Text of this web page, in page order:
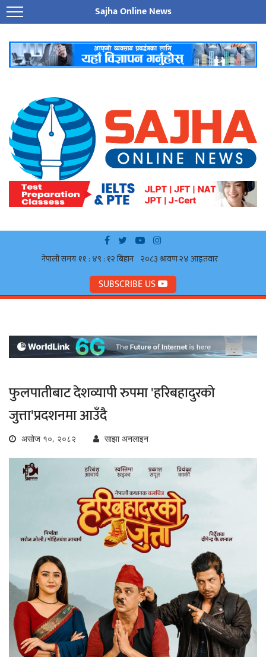
Sajha Online News
SUBSCRIBE US
फुलपातीबाट देशव्यापी रुपमा 'हरिबहादुरको
जुत्ता'प्रदशनमा आउँदै
असोज १०, २०८२ साझा अनलाइन